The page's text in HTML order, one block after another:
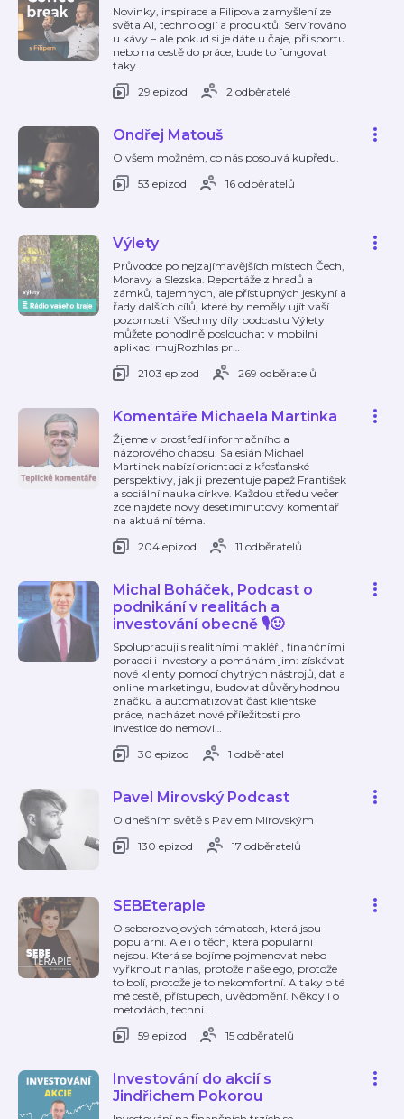
Novinky, inspirace a Filipova zamyšlení ze
světa AI, technologií a produktů. Servírováno
u kávy – ale pokud si je dáte u čaje, při sportu
nebo na cestě do práce, bude to fungovat
taky.
29 epizod
2 odběratelé
Ondřej Matouš
O všem možném, co nás posouvá kupředu.
53 epizod
16 odběratelů
Výlety
Průvodce po nejzajímavějších místech Čech,
Moravy a Slezska. Reportáže z hradů a
zámků, tajemných, ale přístupných jeskyní a
řady dalších cílů, které by neměly ujít vaší
pozornosti. Všechny díly podcastu Výlety
můžete pohodlně poslouchat v mobilní
aplikaci mujRozhlas pr…
2103 epizod
269 odběratelů
Komentáře Michaela Martinka
Žijeme v prostředí informačního a
názorového chaosu. Salesián Michael
Martinek nabízí orientaci z křesťanské
perspektivy, jak ji prezentuje papež František
a sociální nauka církve. Každou středu večer
zde najdete nový desetiminutový komentář
na aktuální téma.
204 epizod
11 odběratelů
Michal Boháček, Podcast o
podnikání v realitách a
investování obecně 🎙️🙂
Spolupracuji s realitními makléři, finančními
poradci i investory a pomáhám jim: získávat
nové klienty pomocí chytrých nástrojů, dat a
online marketingu, budovat důvěryhodnou
značku a automatizovat část klientské
práce, nacházet nové příležitosti pro
investice do nemovi…
30 epizod
1 odběratel
Pavel Mirovský Podcast
O dnešním světě s Pavlem Mirovským
130 epizod
17 odběratelů
SEBEterapie
O seberozvojových tématech, která jsou
populární. Ale i o těch, která populární
nejsou. Která se bojíme pojmenovat nebo
vyřknout nahlas, protože naše ego, protože
to bolí, protože je to nekomfortní. A taky o té
mé cestě, přístupech, uvědomění. Někdy i o
metodách, techni…
59 epizod
15 odběratelů
Investování do akcií s
Jindřichem Pokorou